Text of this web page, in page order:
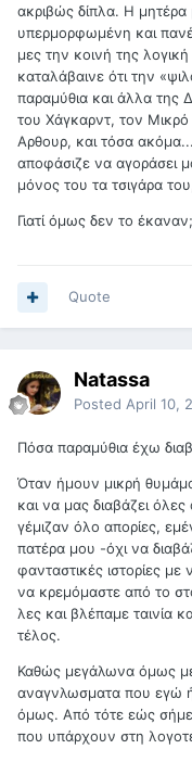
ακριβώς δίπλα. Η μητέρα
υπερμορφωμένη και
μες την κοινή της
καταλάβαινε ότι την
παραμύθια και άλλα της
του Χάγκαρντ, τον Μικρό
Αρθουρ, και τόσα
αποφάσιζε να αγοράσει
μόνος του τα τσιγάρα
Γιατί όμως δεν το έκαναν;
Quote
Natassa
Posted April 10,
Πόσα παραμύθια έχω
Όταν ήμουν μικρή
και να μας διαβάζει όλες
γέμιζαν όλο απορίες,
πατέρα μου -όχι να
φανταστικές ιστορίες με
να κρεμόμαστε από το
λες και βλέπαμε ταινία
τέλος.
Καθώς μεγάλωνα όμως
αναγνλωσματα που εγώ
όμως. Από τότε εώς
που υπάρχουν στη